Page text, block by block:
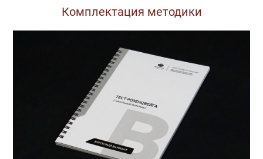
Комплектация методики